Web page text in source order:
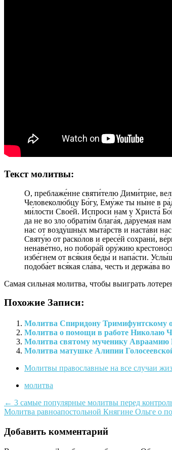
Текст молитвы:
О, преблаже́нне святи́телю Дими́трие,
Человеколю́бцу Бо́гу, Ему́же ты ны́не в
ми́лости Свое́й. Испроси́ нам у Христа́
да не во зло обрати́м блага́я, да́руемая
нас от возду́шных мыта́рств и наста́ви
Святу́ю от раско́лов и ересе́й сохрани́,
ненаве́тно, но побора́й ору́жию
избе́гнем от вся́кия беды́ и напа́сти.
подоба́ет вся́кая сла́ва, честь и держа́ва
Самая сильная молитва, чтобы выиграть
Похожие Записи:
Молитва Спиридону Тримифунтскому
Молитва о помощи в работе Николаю
Молитва святому мученику Авраамию
Молитва матушке Алипии
Молитвы православные на все случаи
молитва
Навигация
по
записям
← 3 самые популярные молитвы перед
Молитва равноапостольной Княгине Ольге о
Добавить комментарий